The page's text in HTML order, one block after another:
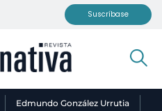
Suscríbase
Edmundo González Urrutia